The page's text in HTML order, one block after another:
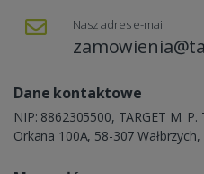
Nasz adres e-mail
Dane kontaktowe
NIP: 8862305500, TARGET M. P.
Orkana 100A, 58-307